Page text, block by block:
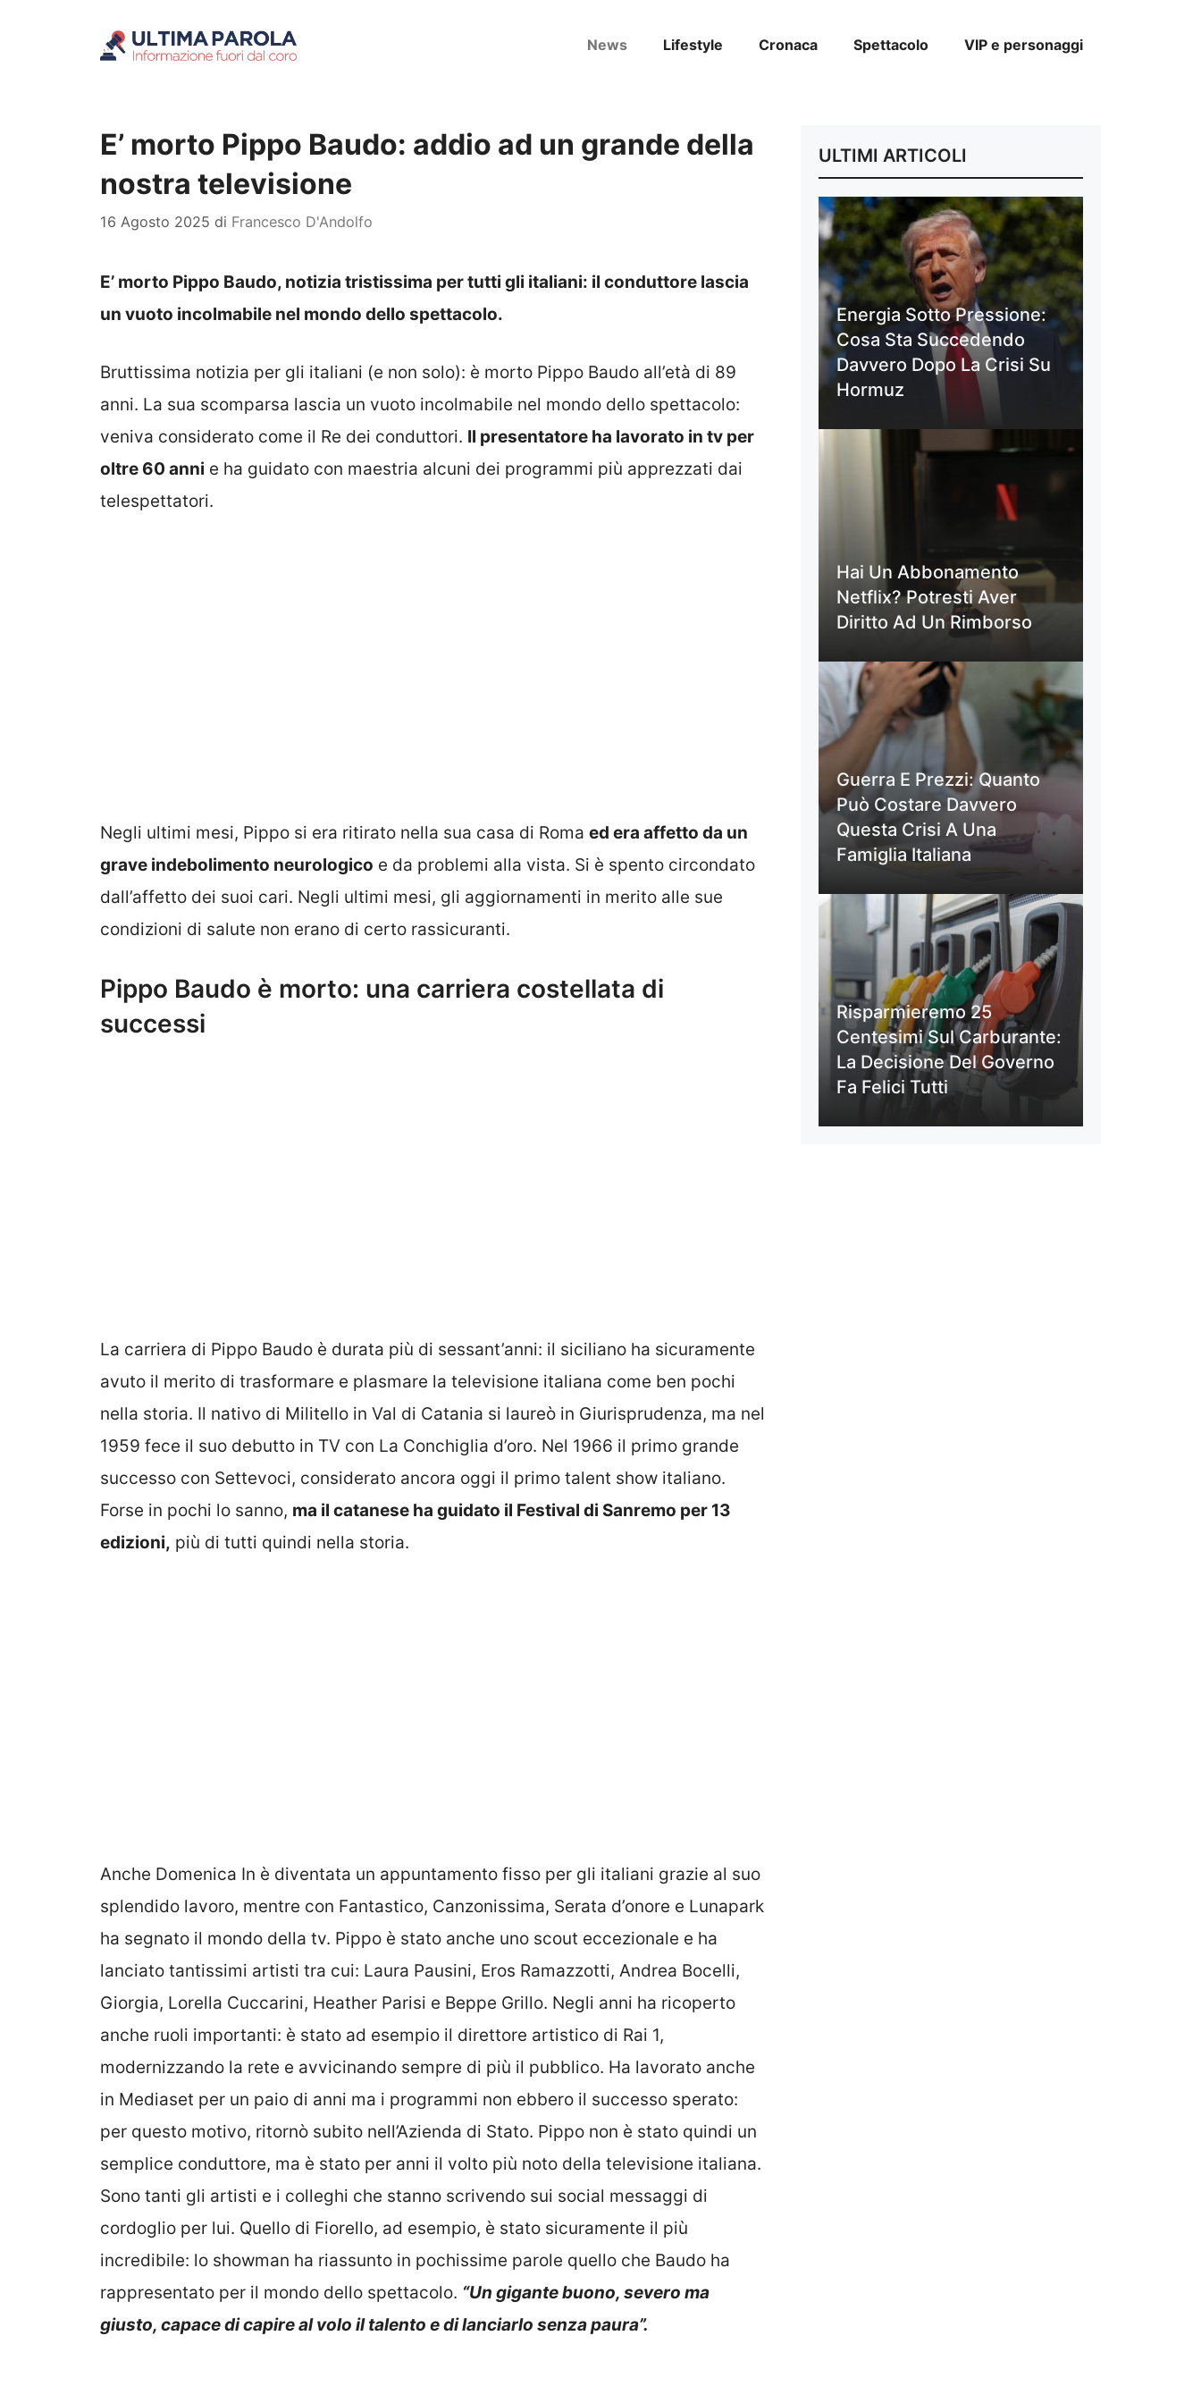
News Lifestyle Cronaca Spettacolo VIP e personaggi
E’ morto Pippo Baudo: addio ad un grande della
nostra televisione
16 Agosto 2025 di Francesco D'Andolfo
E’ morto Pippo Baudo, notizia tristissima per tutti gli italiani: il conduttore lascia
un vuoto incolmabile nel mondo dello spettacolo.
Bruttissima notizia per gli italiani (e non solo): è morto Pippo Baudo all’età di 89
anni. La sua scomparsa lascia un vuoto incolmabile nel mondo dello spettacolo:
veniva considerato come il Re dei conduttori. Il presentatore ha lavorato in tv per
oltre 60 anni e ha guidato con maestria alcuni dei programmi più apprezzati dai
telespettatori.
Negli ultimi mesi, Pippo si era ritirato nella sua casa di Roma ed era affetto da un
grave indebolimento neurologico e da problemi alla vista. Si è spento circondato
dall’affetto dei suoi cari. Negli ultimi mesi, gli aggiornamenti in merito alle sue
condizioni di salute non erano di certo rassicuranti.
Pippo Baudo è morto: una carriera costellata di
successi
La carriera di Pippo Baudo è durata più di sessant’anni: il siciliano ha sicuramente
avuto il merito di trasformare e plasmare la televisione italiana come ben pochi
nella storia. Il nativo di Militello in Val di Catania si laureò in Giurisprudenza, ma nel
1959 fece il suo debutto in TV con La Conchiglia d’oro. Nel 1966 il primo grande
successo con Settevoci, considerato ancora oggi il primo talent show italiano.
Forse in pochi lo sanno, ma il catanese ha guidato il Festival di Sanremo per 13
edizioni, più di tutti quindi nella storia.
Anche Domenica In è diventata un appuntamento fisso per gli italiani grazie al suo
splendido lavoro, mentre con Fantastico, Canzonissima, Serata d’onore e Lunapark
ha segnato il mondo della tv. Pippo è stato anche uno scout eccezionale e ha
lanciato tantissimi artisti tra cui: Laura Pausini, Eros Ramazzotti, Andrea Bocelli,
Giorgia, Lorella Cuccarini, Heather Parisi e Beppe Grillo. Negli anni ha ricoperto
anche ruoli importanti: è stato ad esempio il direttore artistico di Rai 1,
modernizzando la rete e avvicinando sempre di più il pubblico. Ha lavorato anche
in Mediaset per un paio di anni ma i programmi non ebbero il successo sperato:
per questo motivo, ritornò subito nell’Azienda di Stato. Pippo non è stato quindi un
semplice conduttore, ma è stato per anni il volto più noto della televisione italiana.
Sono tanti gli artisti e i colleghi che stanno scrivendo sui social messaggi di
cordoglio per lui. Quello di Fiorello, ad esempio, è stato sicuramente il più
incredibile: lo showman ha riassunto in pochissime parole quello che Baudo ha
rappresentato per il mondo dello spettacolo. “Un gigante buono, severo ma
giusto, capace di capire al volo il talento e di lanciarlo senza paura”.
ULTIMI ARTICOLI
Energia Sotto Pressione:
Cosa Sta Succedendo
Davvero Dopo La Crisi Su
Hormuz
Hai Un Abbonamento
Netflix? Potresti Aver
Diritto Ad Un Rimborso
Guerra E Prezzi: Quanto
Può Costare Davvero
Questa Crisi A Una
Famiglia Italiana
Risparmieremo 25
Centesimi Sul Carburante:
La Decisione Del Governo
Fa Felici Tutti